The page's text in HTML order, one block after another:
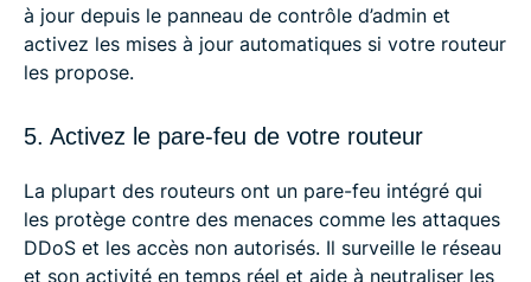
à jour depuis le panneau de contrôle d’admin et
activez les mises à jour automatiques si votre routeur
les propose.
5. Activez le pare-feu de votre routeur
La plupart des routeurs ont un pare-feu intégré qui
les protège contre des menaces comme les attaques
DDoS et les accès non autorisés. Il surveille le réseau
et son activité en temps réel et aide à neutraliser les